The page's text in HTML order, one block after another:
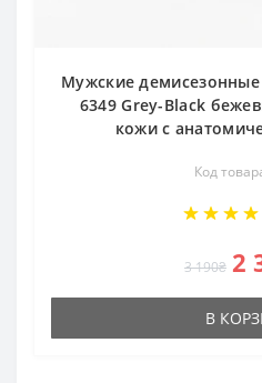
Мужские демисезонные
6349 Grey-Black
кожи с
Код
3 190₴ 2
В